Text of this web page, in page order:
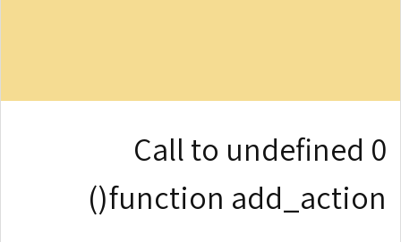
0 Call to undefined
function add_action()